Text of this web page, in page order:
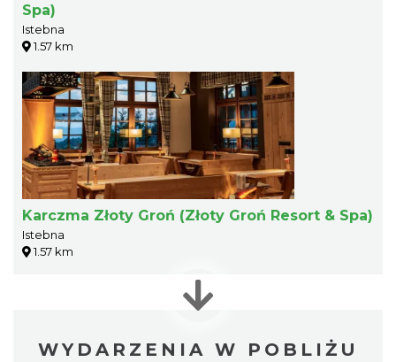
Spa)
Istebna
1.57 km
Karczma Złoty Groń (Złoty Groń Resort & Spa)
Istebna
1.57 km
WYDARZENIA W POBLIŻU